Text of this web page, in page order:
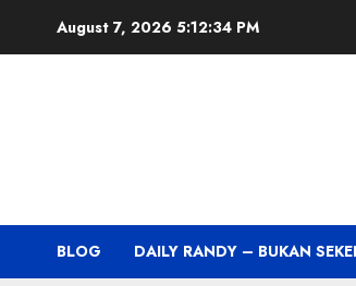
August 7, 2026 5:12:35 PM
BLOG DAILY RANDY – BUKAN